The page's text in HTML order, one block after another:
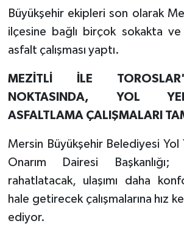
Büyükşehir ekipleri son olarak
ilçesine bağlı birçok sokakta ve
asfalt çalışması yaptı.
MEZİTLİ İLE
NOKTASINDA, YOL
ASFALTLAMA ÇALIŞMALARI
Mersin Büyükşehir Belediyesi Yol
Onarım Dairesi
rahatlatacak, ulaşımı daha
hale getirecek çalışmalarına hız
ediyor.